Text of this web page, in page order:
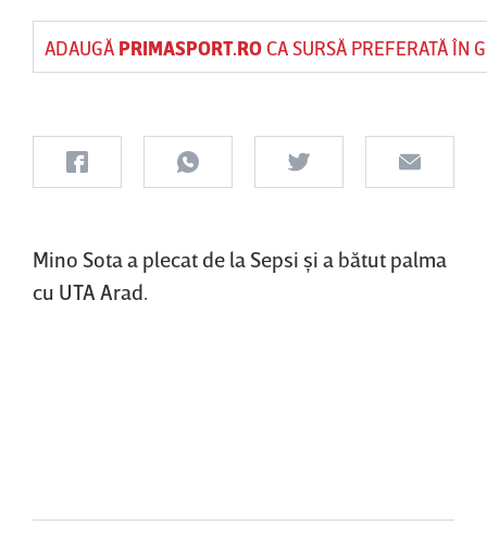
ADAUGĂ PRIMASPORT.ROCA SURSĂ PREFERATĂ ÎN
Mino Sota a plecat de la Sepsi şi a bătut palma
cu UTA Arad.